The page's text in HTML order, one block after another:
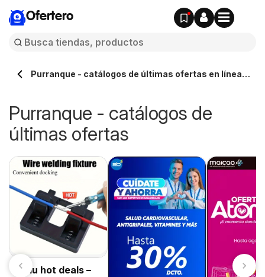
Ofertero
Purranque - catálogos de últimas ofertas en línea -
Purranque - catálogos de
últimas ofertas
Temu hot deals –